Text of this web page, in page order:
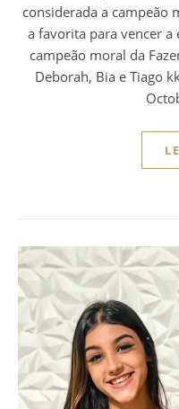
considerada a campeão
a favorita para vencer a
campeão moral da
Deborah, Bia e Tiago